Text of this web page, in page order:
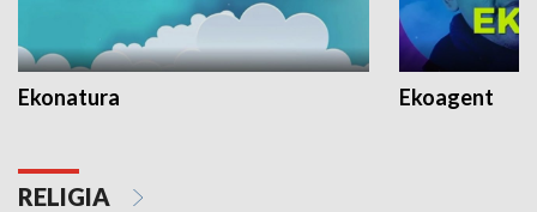
Ekonatura Ekoagent
RELIGIA